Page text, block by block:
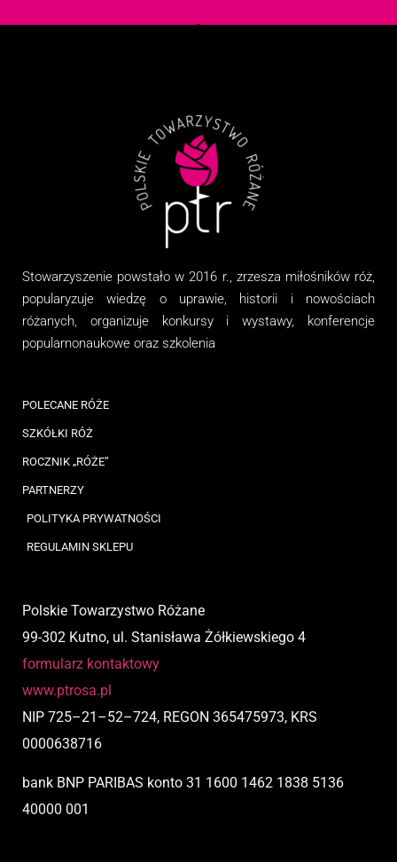
Stowarzyszenie powstało w 2016 r., zrzesza miłośników róż,
popularyzuje wiedzę o uprawie, historii i nowościach
różanych, organizujekonkursy i wystawy, konferencje
popularnonaukowe oraz szkolenia
POLECANE RÓŻE
SZKÓŁKI RÓŻ
ROCZNIK „RÓŻE”
PARTNERZY
POLITYKA PRYWATNOŚCI
REGULAMIN SKLEPU
Polskie Towarzystwo Różane
99-302 Kutno, ul. Stanisława Żółkiewskiego 4
formularz kontaktowy
www.ptrosa.pl
NIP 725–21 –52–724, REGON 365475973, KRS
0000638716
bank BNP PARIBAS konto 31 1600 1462 1838 5136
40000 001